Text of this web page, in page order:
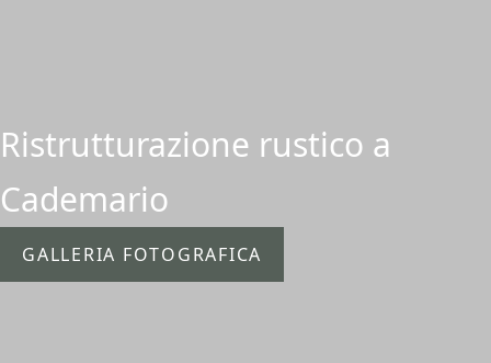
Ristrutturazione rustico a
Cademario
GALLERIA FOTOGRAFICA